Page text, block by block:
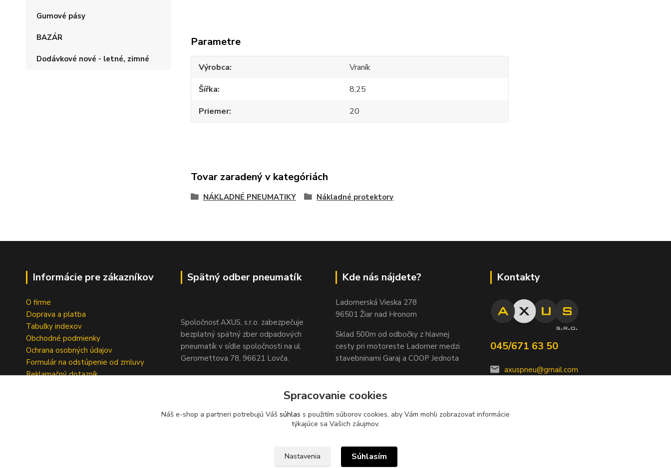
Gumové pásy
BAZÁR
Dodávkové nové - letné, zimné
Parametre
Výrobca
Vraník
Šířka
8,25
Priemer
20
Tovar zaradený v kategóriách
NÁKLADNÉ PNEUMATIKY Nákladné protektory
Informácie pre zákazníkov
O firme
Doprava a platba
Tabuľky indexov
Obchodné podmienky
Ochrana osobných údajov
Formulár na odstúpenie od zmluvy
Reklamačný dotazník
Spätný odber pneumatík
Spoločnosť AXUS, s.r.o. zabezpečuje
bezplatný spätný zber odpadových
pneumatík v sídle spoločnosti na ul.
Geromettova 78, 96621 Lovča.
Kde nás nájdete?
Ladomerská Vieska 278
96501 Žiar nad Hronom
Sklad 500m od odbočky z hlavnej
cesty pri motoreste Ladomer medzi
stavebninami Garaj a COOP Jednota
Kontakty
045/671 63 50
axuspneu@gmail.com
Spracovanie cookies
Náš e-shop a partneri potrebujú Váš súhlas s použitím súborov cookies, aby Vám mohli zobrazovať informácie
týkajúce sa Vašich záujmov.
Nastavenia Súhlasím